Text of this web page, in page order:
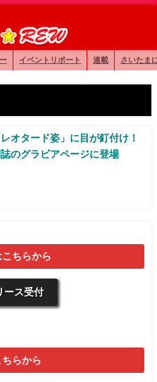
イベントリポート 連載 さいたま
オタード姿」に目が釘付け！
のグラビアページに登場
ちらから
ース受付
らから